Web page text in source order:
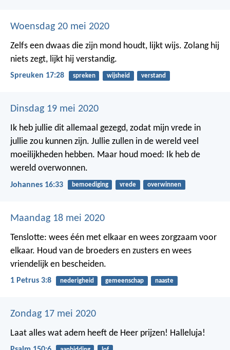
Woensdag 20 mei 2020
Zelfs een dwaas die zijn mond houdt, lijkt wijs. Zolang hij
niets zegt, lijkt hij verstandig.
Spreuken 17:28 spreken wijsheid verstand
Dinsdag 19 mei 2020
Ik heb jullie dit allemaal gezegd, zodat mijn vrede in
jullie zou kunnen zijn. Jullie zullen in de wereld veel
moeilijkheden hebben. Maar houd moed: Ik heb de
wereld overwonnen.
Johannes 16:33 bemoediging vrede overwinnen
Maandag 18 mei 2020
Tenslotte: wees één met elkaar en wees zorgzaam voor
elkaar. Houd van de broeders en zusters en wees
vriendelijk en bescheiden.
1 Petrus 3:8 nederigheid gemeenschap naaste
Zondag 17 mei 2020
Laat alles wat adem heeft de Heer prijzen! Halleluja!